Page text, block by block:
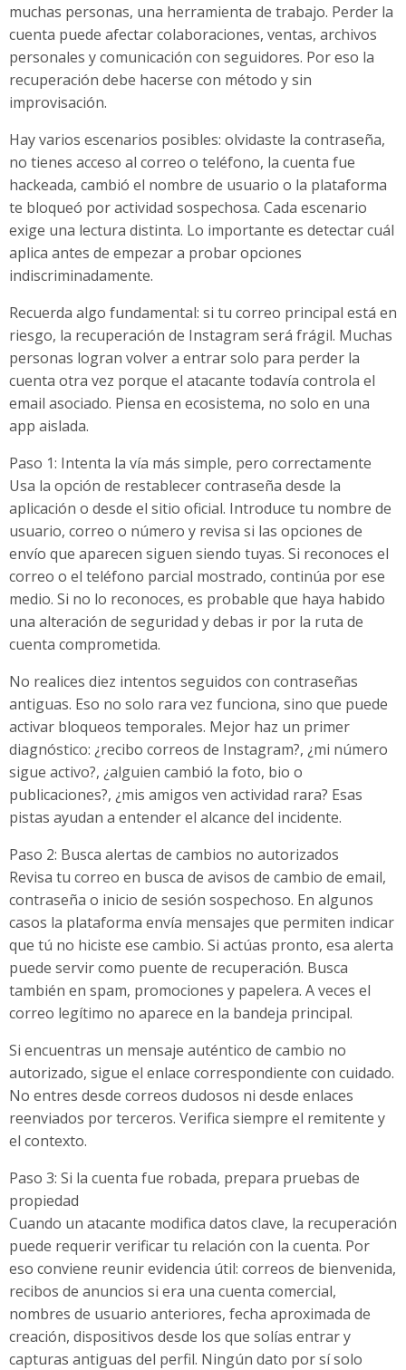
muchas personas, una herramienta de trabajo. Perder la
cuenta puede afectar colaboraciones, ventas, archivos
personales y comunicación con seguidores. Por eso la
recuperación debe hacerse con método y sin
improvisación.
Hay varios escenarios posibles: olvidaste la contraseña,
no tienes acceso al correo o teléfono, la cuenta fue
hackeada, cambió el nombre de usuario o la plataforma
te bloqueó por actividad sospechosa. Cada escenario
exige una lectura distinta. Lo importante es detectar cuál
aplica antes de empezar a probar opciones
indiscriminadamente.
Recuerda algo fundamental: si tu correo principal está en
riesgo, la recuperación de Instagram será frágil. Muchas
personas logran volver a entrar solo para perder la
cuenta otra vez porque el atacante todavía controla el
email asociado. Piensa en ecosistema, no solo en una
app aislada.
Paso 1: Intenta la vía más simple, pero correctamente
Usa la opción de restablecer contraseña desde la
aplicación o desde el sitio oficial. Introduce tu nombre de
usuario, correo o número y revisa si las opciones de
envío que aparecen siguen siendo tuyas. Si reconoces el
correo o el teléfono parcial mostrado, continúa por ese
medio. Si no lo reconoces, es probable que haya habido
una alteración de seguridad y debas ir por la ruta de
cuenta comprometida.
No realices diez intentos seguidos con contraseñas
antiguas. Eso no solo rara vez funciona, sino que puede
activar bloqueos temporales. Mejor haz un primer
diagnóstico: ¿recibo correos de Instagram?, ¿mi número
sigue activo?, ¿alguien cambió la foto, bio o
publicaciones?, ¿mis amigos ven actividad rara? Esas
pistas ayudan a entender el alcance del incidente.
Paso 2: Busca alertas de cambios no autorizados
Revisa tu correo en busca de avisos de cambio de email,
contraseña o inicio de sesión sospechoso. En algunos
casos la plataforma envía mensajes que permiten indicar
que tú no hiciste ese cambio. Si actúas pronto, esa alerta
puede servir como puente de recuperación. Busca
también en spam, promociones y papelera. A veces el
correo legítimo no aparece en la bandeja principal.
Si encuentras un mensaje auténtico de cambio no
autorizado, sigue el enlace correspondiente con cuidado.
No entres desde correos dudosos ni desde enlaces
reenviados por terceros. Verifica siempre el remitente y
el contexto.
Paso 3: Si la cuenta fue robada, prepara pruebas de
propiedad
Cuando un atacante modifica datos clave, la recuperación
puede requerir verificar tu relación con la cuenta. Por
eso conviene reunir evidencia útil: correos de bienvenida,
recibos de anuncios si era una cuenta comercial,
nombres de usuario anteriores, fecha aproximada de
creación, dispositivos desde los que solías entrar y
capturas antiguas del perfil. Ningún dato por sí solo